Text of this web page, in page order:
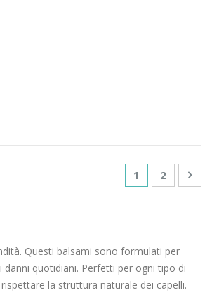
Pagina
Attualmente
1 Pagina
2
Questi balsami sono formulati per
quotidiani. Perfetti per ogni tipo di
la struttura naturale dei capelli.